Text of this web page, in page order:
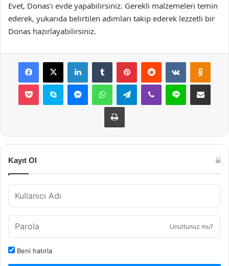
Evet, Donas’ı evde yapabilirsiniz. Gerekli malzemeleri temin
ederek, yukarıda belirtilen adımları takip ederek lezzetli bir
Donas hazırlayabilirsiniz.
Facebook
X LinkedInTumblr PinterestReddit VKontakte
Pocket Skype MessengerWhatsAppTelegramViber Line E-Posta ile
Yazdır
Kayıt Ol
Unuttunuz mu?
Beni hatırla